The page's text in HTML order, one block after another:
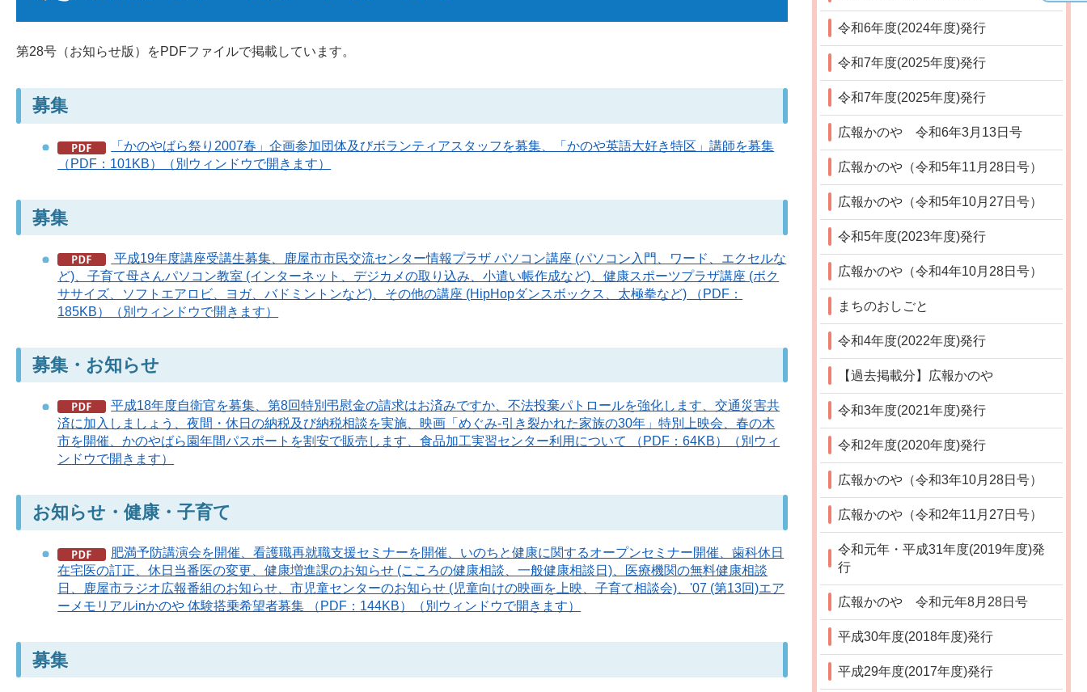
第28号（お知らせ版）をPDFファイルで掲載しています。
募集
「かのやばら祭り2007春」企画参加団体及びボランティアスタッフを募集、「かのや英語大好き特区」講師を募集
（PDF：101KB）（別ウィンドウで開きます）
募集
平成19年度講座受講生募集、鹿屋市市民交流センター情報プラザ パソコン講座 (パソコン入門、ワード、エクセルな
ど)、子育て母さんパソコン教室 (インターネット、デジカメの取り込み、小遣い帳作成など)、健康スポーツプラザ講座 (ボク
ササイズ、ソフトエアロビ、ヨガ、バドミントンなど)、その他の講座 (HipHopダンスボックス、太極拳など) （PDF：
185KB）（別ウィンドウで開きます）
募集・お知らせ
平成18年度自衛官を募集、第8回特別弔慰金の請求はお済みですか、不法投棄パトロールを強化します、交通災害共
済に加入しましょう、夜間・休日の納税及び納税相談を実施、映画「めぐみ-引き裂かれた家族の30年」特別上映会、春の木
市を開催、かのやばら園年間パスポートを割安で販売します、食品加工実習センター利用について （PDF：64KB）（別ウィ
ンドウで開きます）
お知らせ・健康・子育て
肥満予防講演会を開催、看護職再就職支援セミナーを開催、いのちと健康に関するオープンセミナー開催、歯科休日
在宅医の訂正、休日当番医の変更、健康増進課のお知らせ (こころの健康相談、一般健康相談日)、医療機関の無料健康相談
日、鹿屋市ラジオ広報番組のお知らせ、市児童センターのお知らせ (児童向けの映画を上映、子育て相談会)、'07 (第13回)エア
ーメモリアルinかのや 体験搭乗希望者募集 （PDF：144KB）（別ウィンドウで開きます）
募集
令和6年度(2024年度)発行
令和7年度(2025年度)発行
令和7年度(2025年度)発行
広報かのや 令和6年3月13日号
広報かのや（令和5年11月28日号）
広報かのや（令和5年10月27日号）
令和5年度(2023年度)発行
広報かのや（令和4年10月28日号）
まちのおしごと
令和4年度(2022年度)発行
【過去掲載分】広報かのや
令和3年度(2021年度)発行
令和2年度(2020年度)発行
広報かのや（令和3年10月28日号）
広報かのや（令和2年11月27日号）
令和元年・平成31年度(2019年度)発
行
広報かのや 令和元年8月28日号
平成30年度(2018年度)発行
平成29年度(2017年度)発行